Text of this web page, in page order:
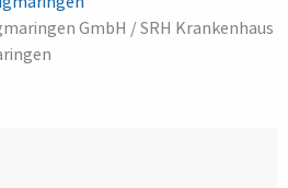
GmbH / SRH Krankenhaus